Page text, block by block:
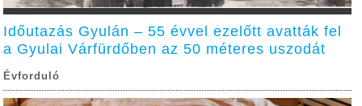
Időutazás Gyulán – 55 évvel ezelőtt avatták fel
a Gyulai Várfürdőben az 50 méteres uszodát
Évforduló